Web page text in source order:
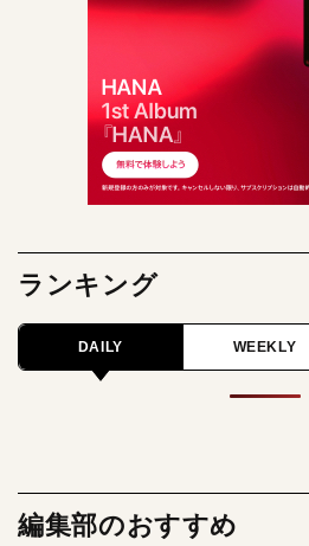
ランキング
DAILY WEEKLY
編集部のおすすめ